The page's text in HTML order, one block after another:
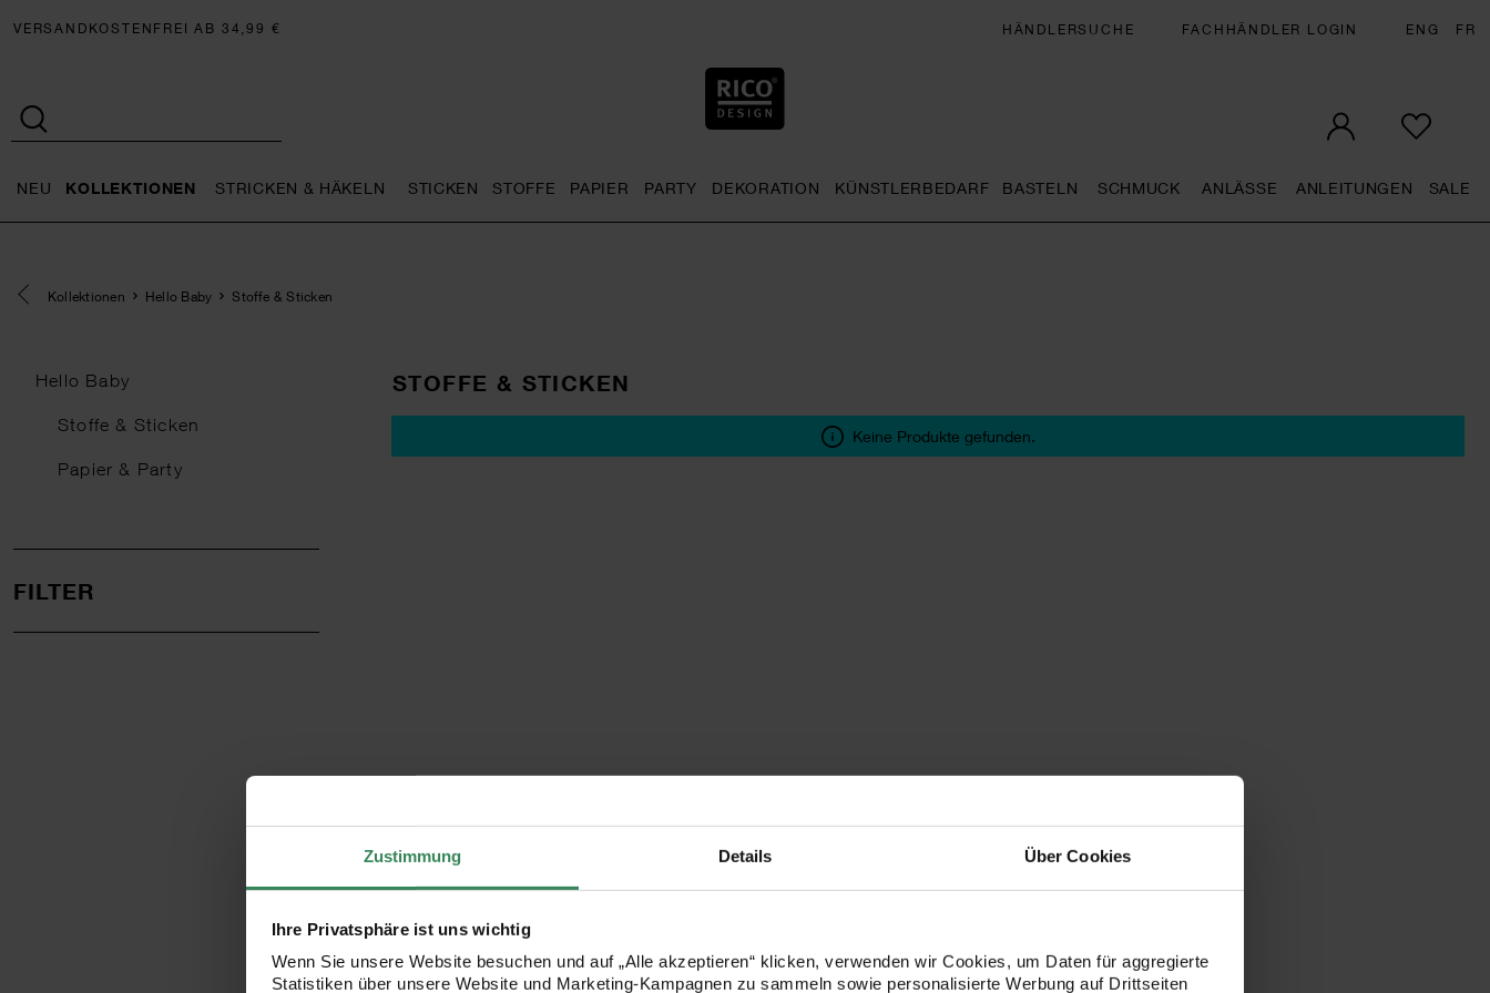
Zustimmung Details Über Cookies
Ihre Privatsphäre ist uns wichtig
Wenn Sie unsere Website besuchen und auf „Alle akzeptieren“ klicken, verwenden wir Cookies, um Daten für aggregierte
Statistiken über unsere Website und Marketing-Kampagnen zu sammeln sowie personalisierte Werbung auf Drittseiten
VERSANDKOSTENFREI AB 34,99 € HÄNDLERSUCHE FACHHÄNDLER LOGIN ENG FR
NEU KOLLEKTIONEN STRICKEN & HÄKELN STICKEN STOFFE PAPIER PARTY DEKORATION KÜNSTLERBEDARF BASTELN SCHMUCK ANLÄSSE ANLEITUNGEN SALE
Eine Kategorie zurück navigieren
Kollektionen Hello Baby Stoffe & Sticken
Hello Baby
Stoffe & Sticken
Papier & Party
FILTER
STOFFE & STICKEN
Keine Produkte gefunden.